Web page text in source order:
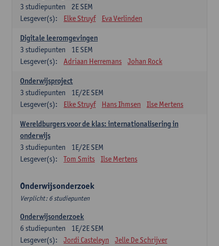
2E SEM
3 studiepunten
Lesgever(s):
Elke Struyf Eva Verlinden
Digitale leeromgevingen
1E SEM
3 studiepunten
Lesgever(s):
Adriaan Herremans Johan Rock
Onderwijsproject
1E/2E SEM
3 studiepunten
Lesgever(s):
Elke Struyf Hans Ihmsen Ilse Mertens
Wereldburgers voor de klas: internationalisering in
onderwijs
1E/2E SEM
3 studiepunten
Lesgever(s):
Tom Smits Ilse Mertens
Onderwijsonderzoek
Verplicht: 6 studiepunten
Onderwijsonderzoek
1E/2E SEM
6 studiepunten
Lesgever(s):
Jordi Casteleyn Jelle De Schrijver